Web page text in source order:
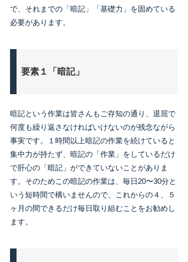
で、それまでの「暗記」「基礎力」を固めている
必要があります。
要素１「暗記」
暗記という作業は皆さんもご存知の通り、退屈で
何度も繰り返さなければいけないのが残念ながら
事実です。１時間以上暗記の作業を続けていると
集中力が持たず、暗記の「作業」をしているだけ
で肝心の「暗記」ができていないことがありま
す。そのためこの暗記の作業は、毎日20〜30分と
いう短時間で構いませんので、これからの４、５
ヶ月の間できるだけ毎日取り組むことをお勧めし
ます。